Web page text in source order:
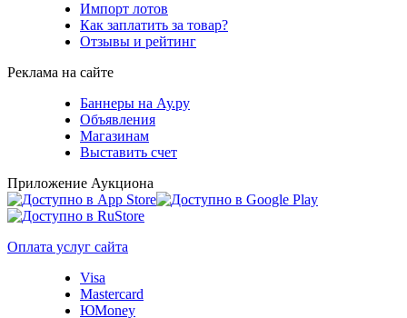
Импорт лотов
Как заплатить за товар?
Отзывы и рейтинг
Реклама на сайте
Баннеры на Ау.ру
Объявления
Магазинам
Выставить счет
Приложение Аукциона
Оплата услуг сайта
Visa
Mastercard
ЮMoney